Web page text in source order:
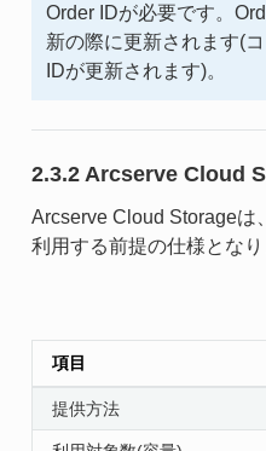
Order IDが必要です。
新の際に更新されます(
IDが更新されます)。
2.3.2 Arcserve Cloud
Arcserve Cloud Storageは
利用する前提の仕様となり
項目
提供方法